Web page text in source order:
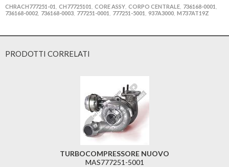
CHRACH777251-01
CH77725101 CORE ASSY CORPO CENTRALE 736168-0001
736168-0002 736168-0003 777251-0001 777251-5001 937A3000 M737AT19Z
PRODOTTI CORRELATI
TURBOCOMPRESSORE NUOVO
MAS777251-5001